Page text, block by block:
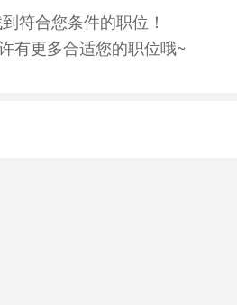
符合您条件的职位！
有更多合适您的职位哦~